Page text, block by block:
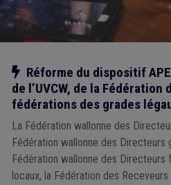
Notre action
Réforme du dispositif
de l’UVCW, de la Fédération
fédérations des grades
La Fédération wallonne des
Fédération wallonne des Directeurs
Fédération wallonne des Directeurs
locaux, la Fédération des